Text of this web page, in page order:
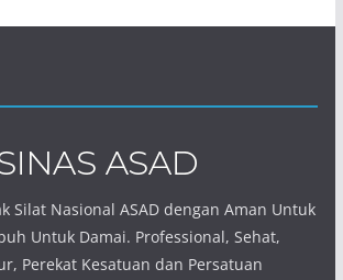
Silat Nasional ASAD dengan Aman Untuk
Untuk Damai. Professional, Sehat,
Perekat Kesatuan dan Persatuan